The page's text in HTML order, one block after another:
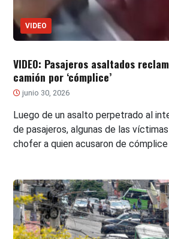
VIDEO
VIDEO: Pasajeros asaltados
camión por ‘cómplice’
junio 30, 2026
Luego de un asalto perpetrado al
de pasajeros, algunas de las
chofer a quien acusaron de cómplice